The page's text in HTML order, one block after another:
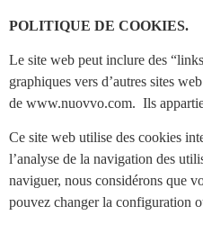
POLITIQUE DE COOKIES.
Le site web peut inclure des
graphiques vers d’autres sites
de www.nuovvo.com. Ils
Ce site web utilise des cookies
l’analyse de la navigation des
naviguer, nous considérons que
pouvez changer la configuration